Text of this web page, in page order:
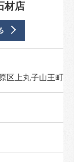
材店
区上丸子山王町1-